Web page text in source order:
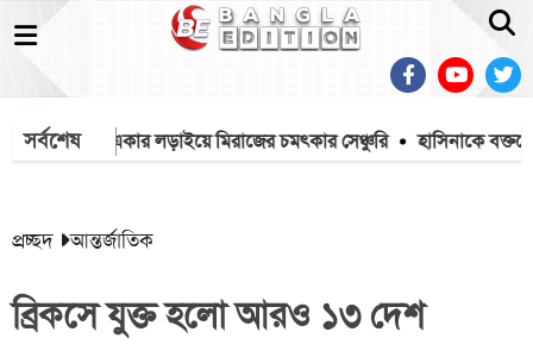
সর্বশেষ
ভিনি একার লড়াইয়ে মিরাজের চমৎকার সেঞ্চুরি হাসিনাকে
প্রচ্ছদ আন্তর্জাতিক
ব্রিকসে যুক্ত হলো আরও ১৩ দেশ